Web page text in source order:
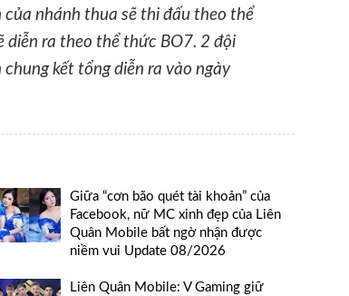
nhánh thua sẽ thi đấu theo thể
diễn ra theo thể thức BO7. 2 đội
kết tổng diễn ra vào ngày
Giữa “cơn bão quét tài khoản” của
Facebook, nữ MC xinh đẹp của Liên
Quân Mobile bất ngờ nhận được
niềm vui Update 08/2026
Liên Quân Mobile: V Gaming giữ